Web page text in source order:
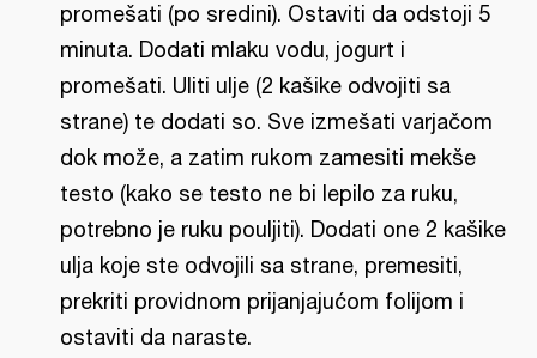
promešati (po sredini). Ostaviti da odstoji 5
minuta. Dodati mlaku vodu, jogurt i
promešati. Uliti ulje (2 kašike odvojiti sa
strane) te dodati so. Sve izmešati varjačom
dok može, a zatim rukom zamesiti mekše
testo (kako se testo ne bi lepilo za ruku,
potrebno je ruku pouljiti). Dodati one 2 kašike
ulja koje ste odvojili sa strane, premesiti,
prekriti providnom prijanjajućom folijom i
ostaviti da naraste.